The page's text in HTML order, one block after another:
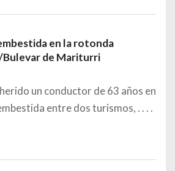
en la rotonda
Bulevar de Mariturri
un conductor de 63 años en
entre dos turismos,